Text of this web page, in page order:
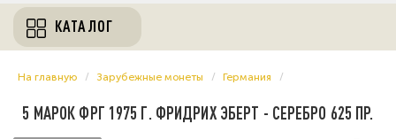
КАТАЛОГ
На главную Зарубежные монеты Германия
5 МАРОК ФРГ 1975 Г. ФРИДРИХ ЭБЕРТ - СЕРЕБРО 625 ПР.